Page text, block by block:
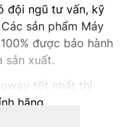
đội ngũ tư vấn, kỹ
sản phẩm Máy
được bảo hành
sản xuất.
tốt nhất thị
hãng
Coway thuận